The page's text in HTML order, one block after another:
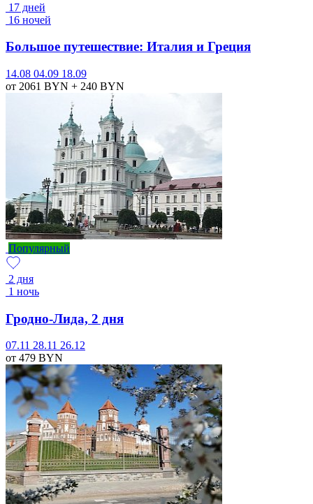
17 дней
16 ночей
Большое путешествие: Италия и Греция
14.08 04.09 18.09
от 2061 BYN + 240 BYN
Популярный
2 дня
1 ночь
Гродно-Лида, 2 дня
07.11 28.11 26.12
от 479 BYN